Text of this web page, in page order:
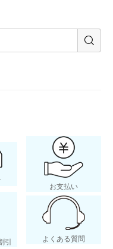
お支払い
引 よくある質問